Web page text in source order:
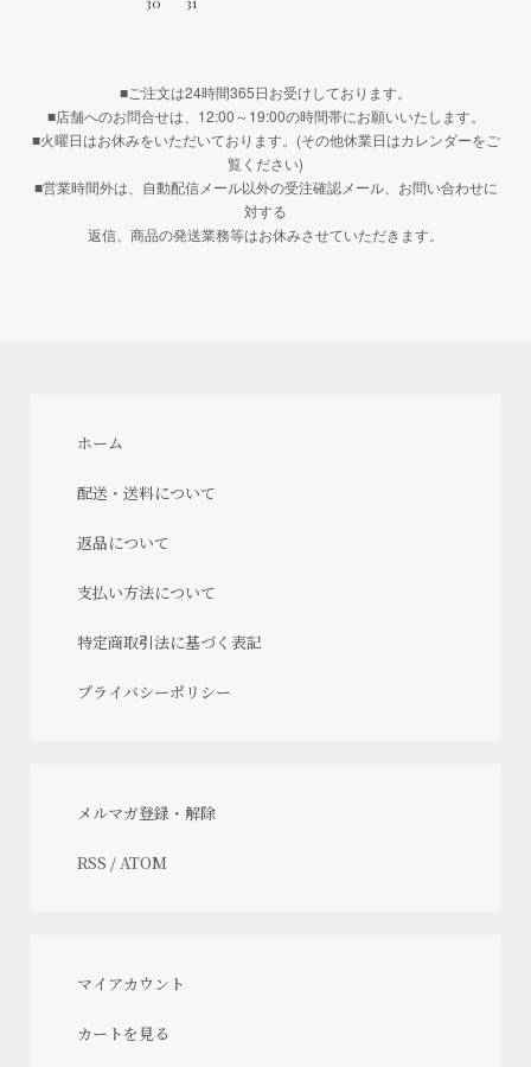
■ご注文は24時間365日お受けしております。
■店舗へのお問合せは、12:00～19:00の時間帯にお願いいたします。
■火曜日はお休みをいただいております。(その他休業日はカレンダーをご
覧ください)
■営業時間外は、自動配信メール以外の受注確認メール、お問い合わせに
対する
返信、商品の発送業務等はお休みさせていただきます。
ホーム
配送・送料について
返品について
支払い方法について
特定商取引法に基づく表記
プライバシーポリシー
メルマガ登録・解除
RSS / ATOM
マイアカウント
カートを見る